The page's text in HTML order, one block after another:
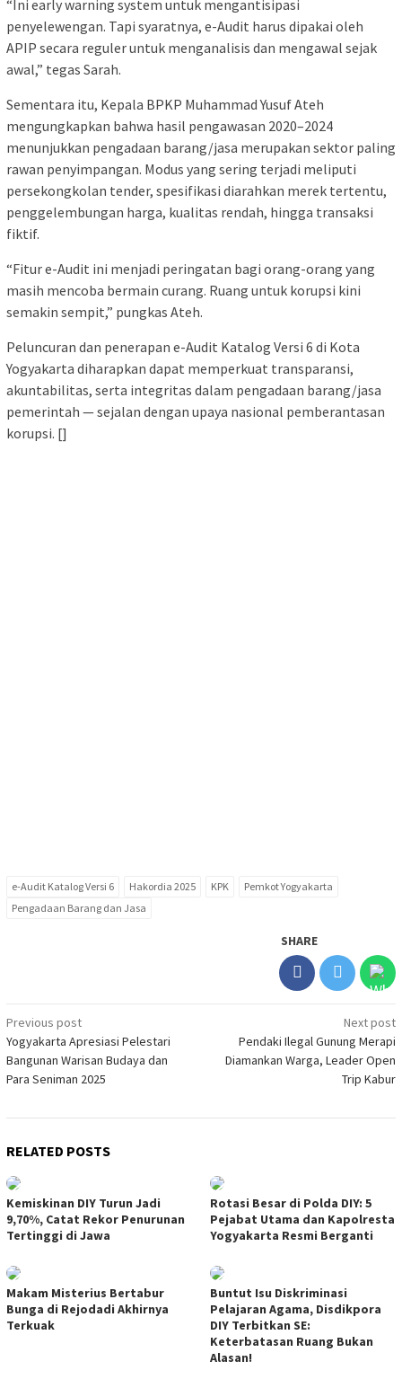
“Ini early warning system untuk mengantisipasi
penyelewengan. Tapi syaratnya, e-Audit harus dipakai oleh
APIP secara reguler untuk menganalisis dan mengawal sejak
awal,” tegas Sarah.
Sementara itu, Kepala BPKP Muhammad Yusuf Ateh
mengungkapkan bahwa hasil pengawasan 2020–2024
menunjukkan pengadaan barang/jasa merupakan sektor paling
rawan penyimpangan. Modus yang sering terjadi meliputi
persekongkolan tender, spesifikasi diarahkan merek tertentu,
penggelembungan harga, kualitas rendah, hingga transaksi
fiktif.
“Fitur e-Audit ini menjadi peringatan bagi orang-orang yang
masih mencoba bermain curang. Ruang untuk korupsi kini
semakin sempit,” pungkas Ateh.
Peluncuran dan penerapan e-Audit Katalog Versi 6 di Kota
Yogyakarta diharapkan dapat memperkuat transparansi,
akuntabilitas, serta integritas dalam pengadaan barang/jasa
pemerintah — sejalan dengan upaya nasional pemberantasan
korupsi. []
e-Audit Katalog Versi 6 Hakordia 2025 KPK
Pemkot Yogyakarta
Pengadaan Barang dan Jasa
SHARE
Post
navigation
Previous post
Yogyakarta Apresiasi Pelestari
Bangunan Warisan Budaya dan
Para Seniman 2025
Next post
Pendaki Ilegal Gunung Merapi
Diamankan Warga, Leader Open
Trip Kabur
RELATED POSTS
Kemiskinan DIY Turun Jadi
9,70%, Catat Rekor Penurunan
Tertinggi di Jawa
Rotasi Besar di Polda DIY: 5
Pejabat Utama dan Kapolresta
Yogyakarta Resmi Berganti
Makam Misterius Bertabur
Bunga di Rejodadi Akhirnya
Terkuak
Buntut Isu Diskriminasi
Pelajaran Agama, Disdikpora
DIY Terbitkan SE:
Keterbatasan Ruang Bukan
Alasan!